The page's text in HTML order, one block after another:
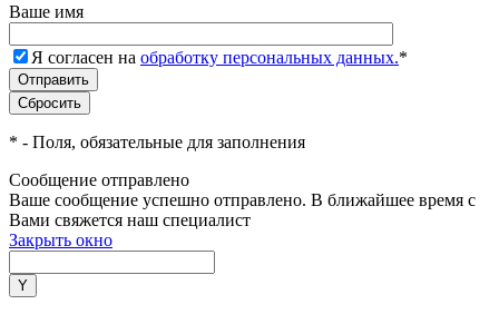
Ваше имя
Я согласен на обработку персональных данных.*
* - Поля, обязательные для заполнения
Сообщение отправлено
Ваше сообщение успешно отправлено. В ближайшее время с
Вами свяжется наш специалист
Закрыть окно